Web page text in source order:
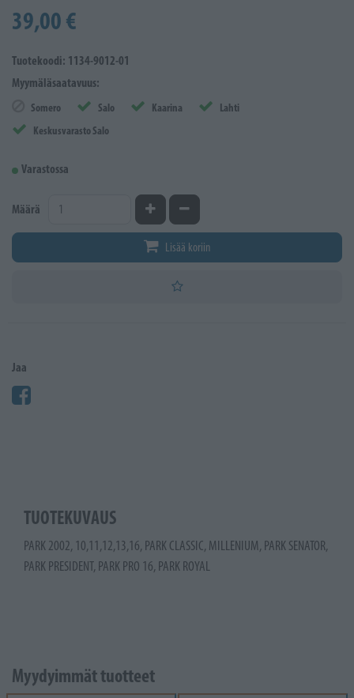
39,00 €
Tuotekoodi: 1134-9012-01
Myymäläsaatavuus:
Somero Salo Kaarina
Lahti
Keskusvarasto Salo
Varastossa
Määrä Kasvata määrääVähennä määrää
Lisää koriin
Jaa
TUOTEKUVAUS
PARK 2002, 10,11,12,13,16, PARK CLASSIC, MILLENIUM, PARK SENATOR,
PARK PRESIDENT, PARK PRO 16, PARK ROYAL
Myydyimmät tuotteet